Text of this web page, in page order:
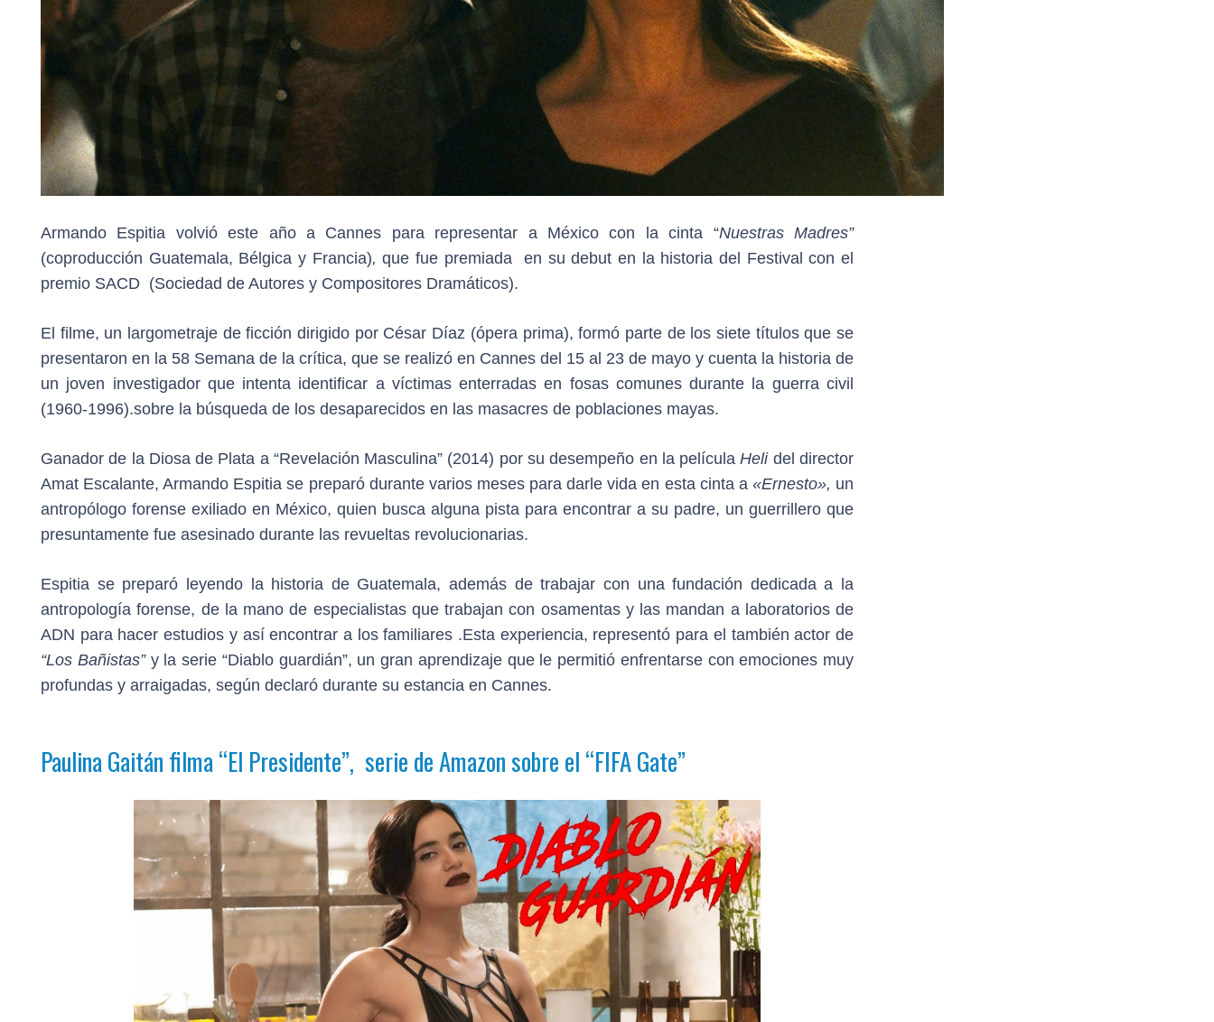
Armando Espitia volvió este año a Cannes para representar a México con la cinta “Nuestras Madres”
(coproducción Guatemala, Bélgica y Francia),que fue premiada en su debut en la historia del Festival con el
premio SACD (Sociedad de Autores y Compositores Dramáticos).
El filme, un largometraje de ficción dirigido por César Díaz (ópera prima), formó parte de los siete títulos que se
presentaron en la 58 Semana de la crítica, que se realizó en Cannes del 15 al 23 de mayo y cuenta la historia de
un joven investigador que intenta identificar a víctimas enterradas en fosas comunes durante la guerra civil
(1960-1996).sobre la búsqueda de los desaparecidos en las masacres de poblaciones mayas.
Ganador de la Diosa de Plata a “Revelación Masculina” (2014) por su desempeño en la películaHeli del director
Amat Escalante, Armando Espitia se preparó durante varios meses para darle vida en esta cinta a «Ernesto», un
antropólogo forense exiliado en México, quien busca alguna pista para encontrar a su padre, un guerrillero que
presuntamente fue asesinado durante las revueltas revolucionarias.
Espitia se preparó leyendo la historia de Guatemala, además de trabajar con una fundación dedicada a la
antropología forense, de la mano de especialistas que trabajan con osamentas y las mandan a laboratorios de
ADN para hacer estudios y así encontrar a los familiares .Esta experiencia, representó para el también actor de
“Los Bañistas”y la serie “Diablo guardián”, un gran aprendizaje que le permitió enfrentarse con emociones muy
profundas y arraigadas, según declaró durante su estancia en Cannes.
Paulina Gaitán filma“El Presidente”, serie de Amazon sobre el “FIFA Gate”